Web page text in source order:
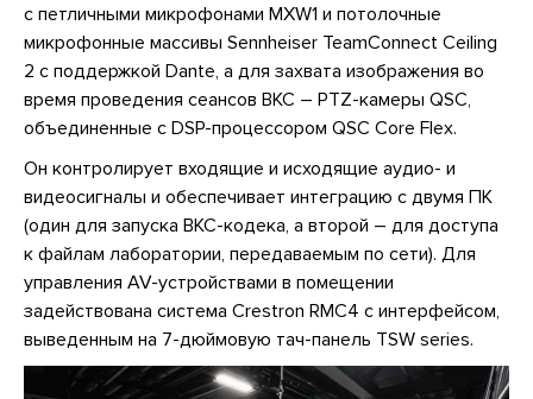
с петличными микрофонами MXW1 и потолочные
микрофонные массивы Sennheiser TeamConnect Ceiling
2 с поддержкой Dante, а для захвата изображения во
время проведения сеансов ВКС – PTZ-камеры QSC,
объединенные с DSP-процессором QSC Core Flex.
Он контролирует входящие и исходящие аудио- и
видеосигналы и обеспечивает интеграцию с двумя ПК
(один для запуска ВКС-кодека, а второй – для доступа
к файлам лаборатории, передаваемым по сети). Для
управления AV-устройствами в помещении
задействована система Crestron RMC4 с интерфейсом,
выведенным на 7-дюймовую тач-панель TSW series.